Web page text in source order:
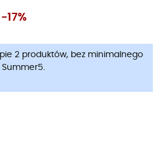
-17%
2 produktów, bez minimalnego
markę